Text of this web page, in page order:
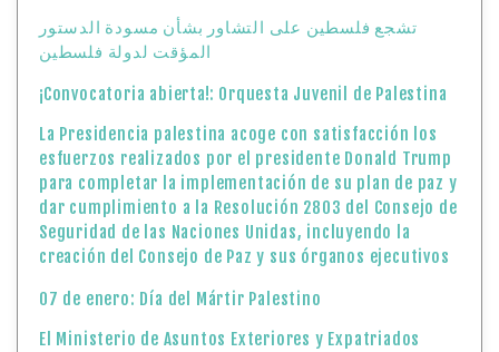
تشجع فلسطين على التشاور بشأن مسودة الدستور
المؤقت لدولة فلسطين
¡Convocatoria abierta!: Orquesta Juvenil de Palestina
La Presidencia palestina acoge con satisfacción los
esfuerzos realizados por el presidente Donald Trump
para completar la implementación de su plan de paz y
dar cumplimiento a la Resolución 2803 del Consejo de
Seguridad de las Naciones Unidas, incluyendo la
creación del Consejo de Paz y sus órganos ejecutivos
07 de enero: Día del Mártir Palestino
El Ministerio de Asuntos Exteriores y Expatriados